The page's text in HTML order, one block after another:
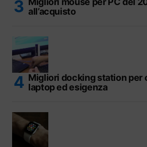
all’acquisto
Migliori docking station per
laptop ed esigenza